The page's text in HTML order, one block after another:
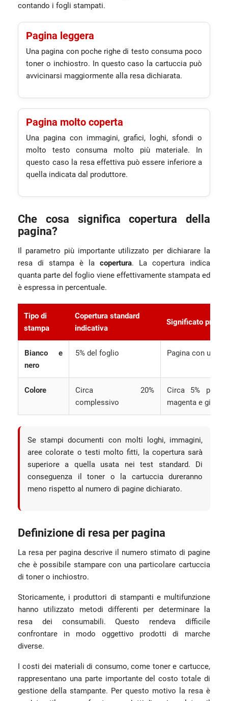
contando i fogli stampati.
Pagina leggera
Una pagina con poche righe di testo consuma poco
toner o inchiostro. In questo caso la cartuccia può
avvicinarsi maggiormente alla resa dichiarata.
Pagina molto coperta
Una pagina con immagini, grafici, loghi, sfondi o
molto testo consuma molto più materiale. In
questo caso la resa effettiva può essere inferiore a
quella indicata dal produttore.
Che cosa significa copertura della
pagina?
Il parametro più importante utilizzato per dichiarare la
resa di stampa è la copertura. La copertura indica
quanta parte del foglio viene effettivamente stampata ed
è espressa in percentuale.
Tipo di
stampa
Copertura standard
indicativa
Significato pratico
Bianco e
nero
5% del foglio Pagina con una
Colore
Circa 20%
complessivo
Circa 5% per
magenta e giallo.
Se stampi documenti con molti loghi, immagini,
aree colorate o testi molto fitti, la copertura sarà
superiore a quella usata nei test standard. Di
conseguenza il toner o la cartuccia dureranno
meno rispetto al numero di pagine dichiarato.
Definizione di resa per pagina
La resa per pagina descrive il numero stimato di pagine
che è possibile stampare con una particolare cartuccia
di toner o inchiostro.
Storicamente, i produttori di stampanti e multifunzione
hanno utilizzato metodi differenti per determinare la
resa dei consumabili. Questo rendeva difficile
confrontare in modo oggettivo prodotti di marche
diverse.
I costi dei materiali di consumo, come toner e cartucce,
rappresentano una parte importante del costo totale di
gestione della stampante. Per questo motivo la resa è